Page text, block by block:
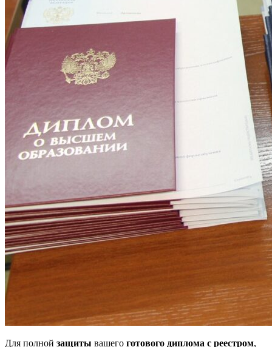
Для полной защиты вашего готового диплома с реестром,